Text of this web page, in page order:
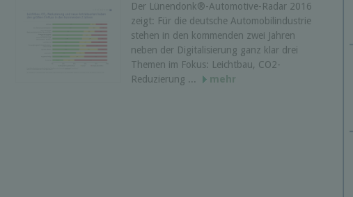
Der Lünendonk®-Automotive-Radar 2016
zeigt: Für die deutsche Automobilindustrie
stehen in den kommenden zwei Jahren
neben der Digitalisierung ganz klar drei
Themen im Fokus: Leichtbau, CO2-
Reduzierung ...
mehr